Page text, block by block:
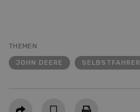
THEMEN
JOHN DEERE SELBSTFAHRER
Teilen